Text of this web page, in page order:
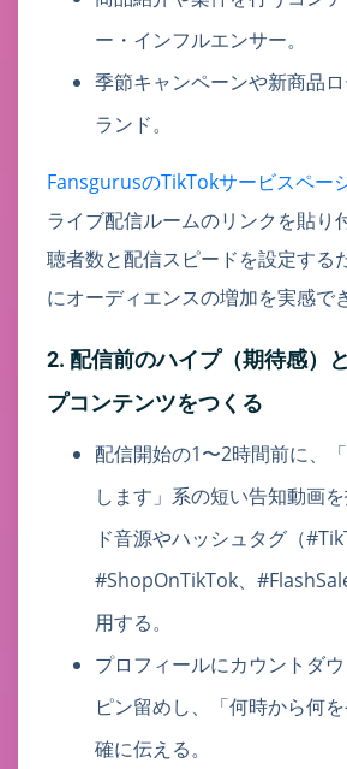
ー・インフルエンサー。
季節キャンペーンや新商品
ランド。
FansgurusのTikTokサービスペー
ライブ配信ルームのリンクを貼り
聴者数と配信スピードを設定する
にオーディエンスの増加を実感で
2. 配信前のハイプ（期待感）
プコンテンツをつくる
配信開始の1〜2時間前に、
します」系の短い告知動画
ド音源やハッシュタグ（
#ShopOnTikTok、
用する。
プロフィールにカウントダ
ピン留めし、「何時から何
確に伝える。